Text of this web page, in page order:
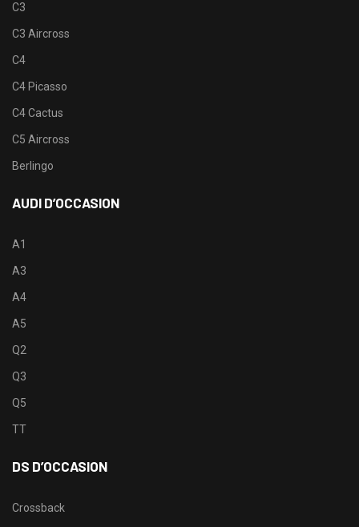
C3
C3 Aircross
C4
C4 Picasso
C4 Cactus
C5 Aircross
Berlingo
AUDI D’OCCASION
A1
A3
A4
A5
Q2
Q3
Q5
TT
DS D’OCCASION
Crossback